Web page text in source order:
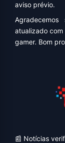
aviso prévio.
atualizado
gamer. Bom
📰 Notícias